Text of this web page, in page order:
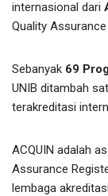
internasional dari
Quality
Sebanyak 69
UNIB ditambah
terakreditasi
ACQUIN adalah
Assurance
lembaga